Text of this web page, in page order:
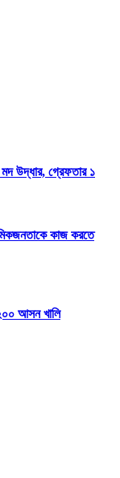
মদ উদ্ধার, গ্রেফতার ১
কাজ করতে
আসন খালি